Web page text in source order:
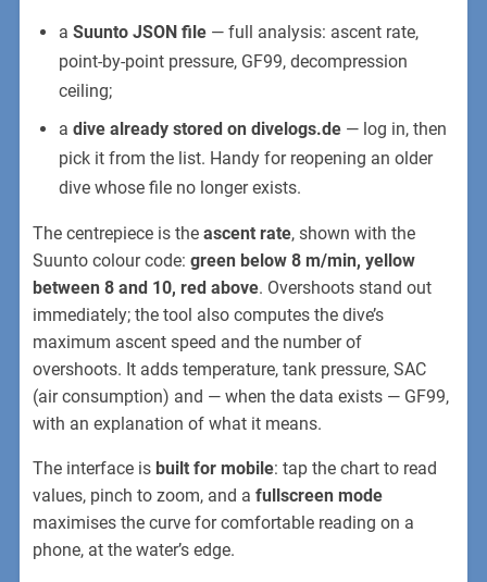
aSuunto JSON file — full analysis: ascent rate,
point-by-point pressure, GF99, decompression
ceiling;
adive already stored on divelogs.de — log in, then
pick it from the list. Handy for reopening an older
dive whose file no longer exists.
The centrepiece is theascent rate, shown with the
Suunto colour code:green below 8 m/min, yellow
between 8 and 10, red above. Overshoots stand out
immediately; the tool also computes the dive’s
maximum ascent speed and the number of
overshoots. It adds temperature, tank pressure, SAC
(air consumption) and — when the data exists — GF99,
with an explanation of what it means.
The interface isbuilt for mobile: tap the chart to read
values, pinch to zoom, and afullscreen mode
maximises the curve for comfortable reading on a
phone, at the water’s edge.